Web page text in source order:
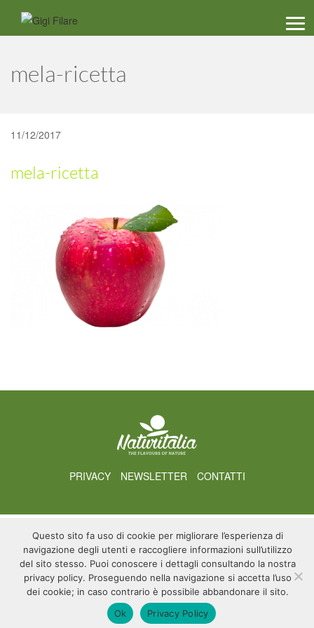
mela-ricetta
11/12/2017
mela-ricetta
PRIVACY NEWSLETTER CONTATTI
Questo sito fa uso di cookie per migliorare l’esperienza di
navigazione degli utenti e raccogliere informazioni sull’utilizzo
del sito stesso. Puoi conoscere i dettagli consultando la nostra
privacy policy. Proseguendo nella navigazione si accetta l’uso
dei cookie; in caso contrario è possibile abbandonare il sito.
Ok
Privacy Policy